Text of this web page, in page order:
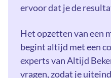
ervoor dat je de
Het opzetten van een
begint altijd met een
experts van Altijd
vragen, zodat je